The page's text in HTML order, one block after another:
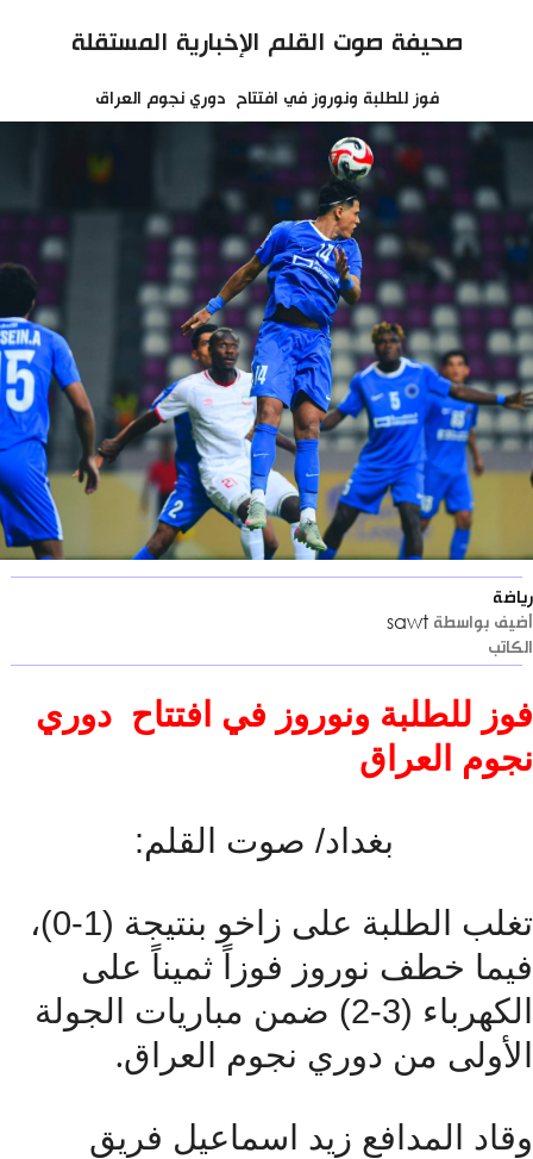
صحيفة صوت القلم الإخبارية المستقلة
فوز للطلبة ونوروز في افتتاح دوري نجوم العراق
ونوروز في افتتاح دوري
العراق
بغداد/ صوت القلم:
تغلب الطلبة على زاخو بنتيجة (1-0)،
خطف نوروز فوزاً ثميناً على
الكهرباء (3-2) ضمن مباريات الجولة
من دوري نجوم العراق.
المدافع زيد اسماعيل فريق